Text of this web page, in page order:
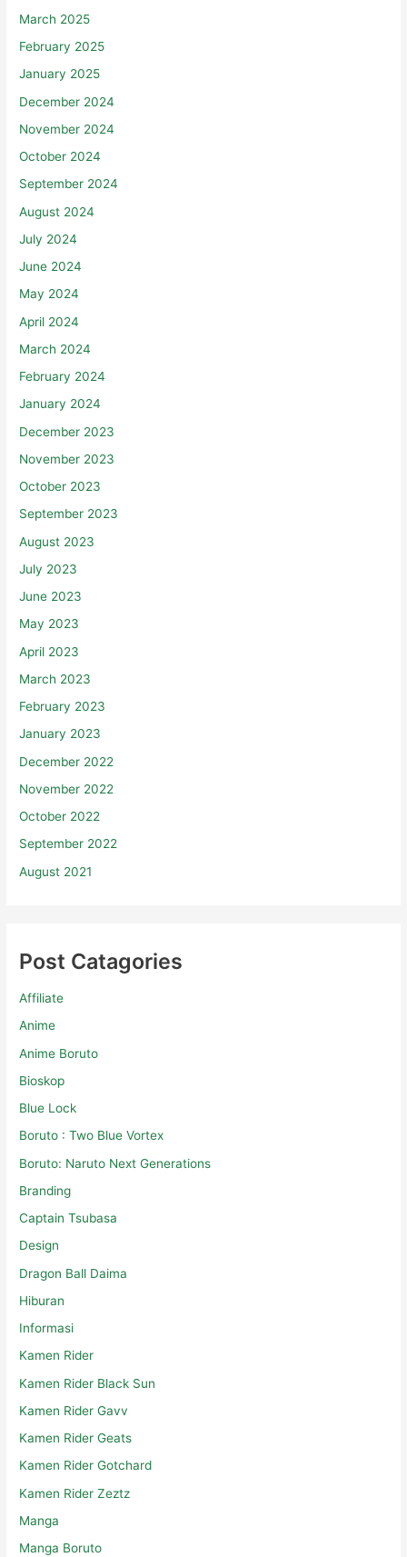
March 2025
February 2025
January 2025
December 2024
November 2024
October 2024
September 2024
August 2024
July 2024
June 2024
May 2024
April 2024
March 2024
February 2024
January 2024
December 2023
November 2023
October 2023
September 2023
August 2023
July 2023
June 2023
May 2023
April 2023
March 2023
February 2023
January 2023
December 2022
November 2022
October 2022
September 2022
August 2021
Post Catagories
Affiliate
Anime
Anime Boruto
Bioskop
Blue Lock
Boruto : Two Blue Vortex
Boruto: Naruto Next Generations
Branding
Captain Tsubasa
Design
Dragon Ball Daima
Hiburan
Informasi
Kamen Rider
Kamen Rider Black Sun
Kamen Rider Gavv
Kamen Rider Geats
Kamen Rider Gotchard
Kamen Rider Zeztz
Manga
Manga Boruto